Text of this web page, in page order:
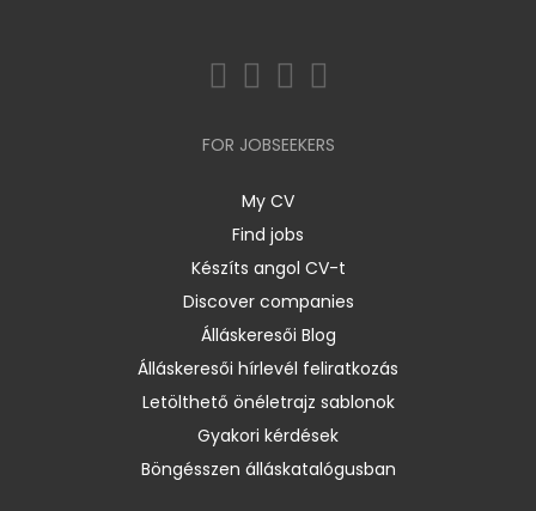
FOR JOBSEEKERS
My CV
Find jobs
Készíts angol CV-t
Discover companies
Álláskeresői Blog
Álláskeresői hírlevél feliratkozás
Letölthető önéletrajz sablonok
Gyakori kérdések
Böngésszen álláskatalógusban